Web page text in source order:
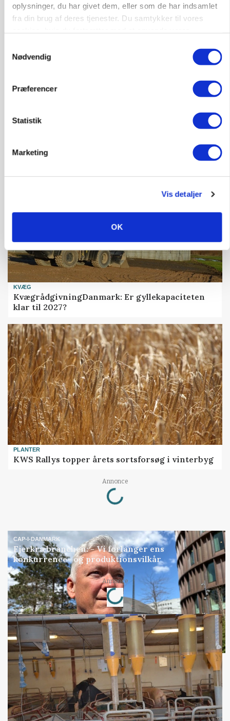
oplysninger, du har givet dem, eller som de har indsamlet
fra din brug af deres tjenester. Du samtykker til vores
Nødvendig
Præferencer
Statistik
Marketing
Vis detaljer
OK
KULTUR
KVÆG
KvægrådgivningDanmark: Er gyllekapaciteten
klar til 2027?
PLANTER
KWS Rallys topper årets sortsforsøg i vinterbyg
Annonce
Loading...
CAP-I-DANMARK
Fjerkræbranchen: - Vi forlanger ens
konkurrence- og produktionsvilkår
Annonce
Loading...